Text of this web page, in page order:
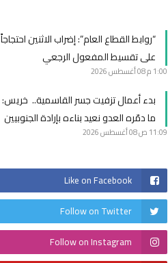
“روابط القطاع العام”: إضراب الاثنين احتجاجاً
على تقسيط المفعول الرجعي
1:00 م 08 أغسطس 2026
بدء أعمال تزفيت جسر القاسمية.. خريس:
ما دمّره العدو نعيد بناءه بإرادة الجنوبيين
11:09 ص 08 أغسطس 2026
Like on Facebook
Follow on Twitter
Follow on Instagram